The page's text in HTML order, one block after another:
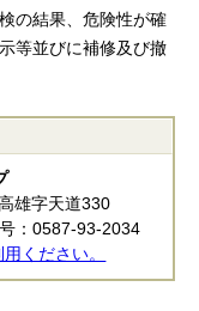
の結果、危険性が確
等並びに補修及び撤
雄字天道330
：0587-93-2034
ください。